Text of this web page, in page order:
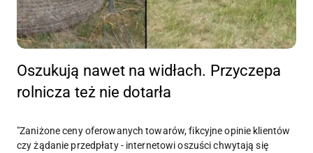
Oszukują nawet na widłach. Przyczepa
rolnicza też nie dotarła
"Zaniżone ceny oferowanych towarów, fikcyjne opinie klientów
czy żądanie przedpłaty - internetowi oszuści chwytają się